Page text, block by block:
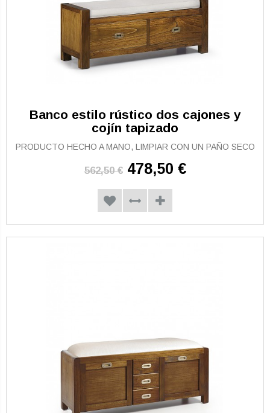
Banco estilo rústico dos cajones y
cojín tapizado
PRODUCTO HECHO A MANO, LIMPIAR CON UN PAÑO SECO
562,50 € 478,50 €